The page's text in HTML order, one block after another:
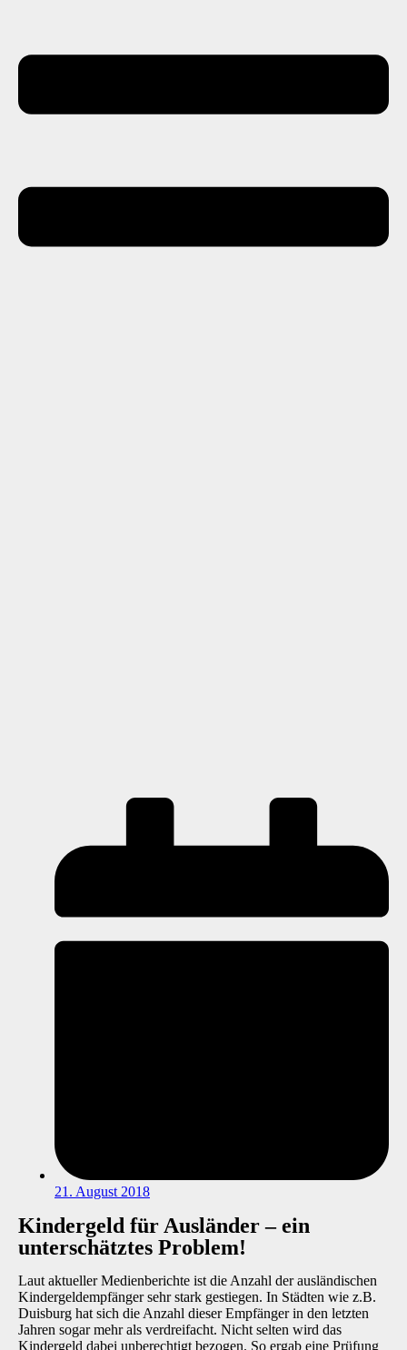
21. August 2018
Kindergeld für Ausländer – ein
unterschätztes Problem!
Laut aktueller Medienberichte ist die Anzahl der ausländischen
Kindergeldempfänger sehr stark gestiegen. In Städten wie z.B.
Duisburg hat sich die Anzahl dieser Empfänger in den letzten
Jahren sogar mehr als verdreifacht. Nicht selten wird das
Kindergeld dabei unberechtigt bezogen. So ergab eine Prüfung